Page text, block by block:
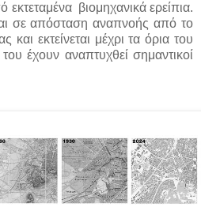
εκτεταμένα βιομηχανικά ερείπια.
σε απόσταση αναπνοής από το
και εκτείνεται μέχρι τα όρια του
έχουν αναπτυχθεί σημαντικοί